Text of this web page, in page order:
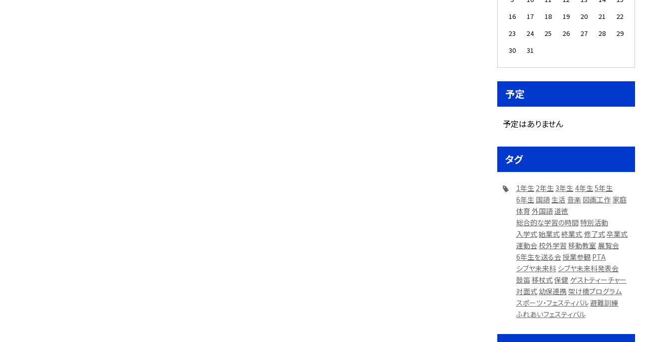
16
17 18 19 20 21
22
23
24 25 26 27 28
29
30
31
予定
予定はありません
タグ
1年生 2年生 3年生 4年生5年生
6年生 国語生活 音楽 図画工作 家庭
体育 外国語道徳
総合的な学習の時間特別活動
入学式始業式終業式 修了式卒業式
運動会 校外学習 移動教室 展覧会
6年生を送る会授業参観 PTA
シブヤ未来科 シブヤ未来科発表会
鼓笛移杖式保健 ゲストティーチャー
対面式 幼保連携 架け橋プログラム
スポーツ・フェスティバル避難訓練
ふれあいフェスティバル